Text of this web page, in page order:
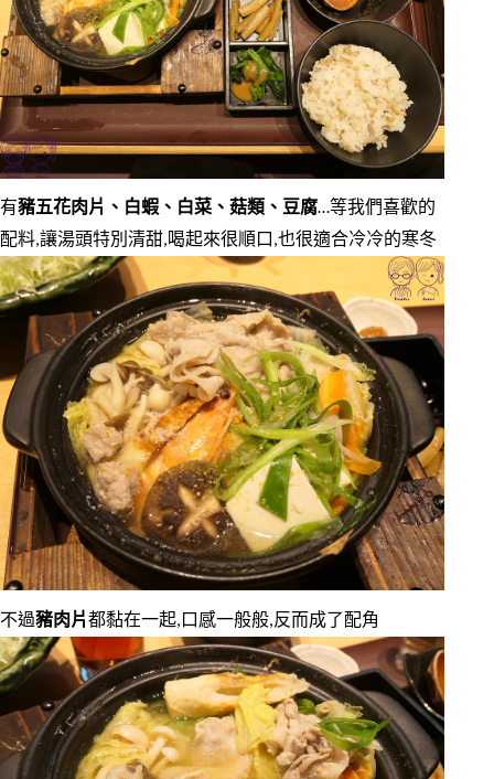
有豬五花肉片、白蝦、白菜、菇類、豆腐…等我們喜歡的
配料,讓湯頭特別清甜,喝起來很順口,也很適合冷冷的寒冬
不過豬肉片都黏在一起,口感一般般,反而成了配角